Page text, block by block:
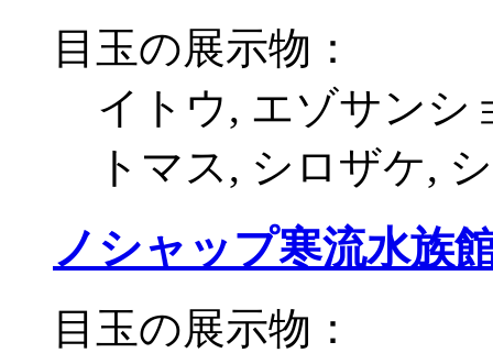
目玉の展示物：
イトウ, エゾサンシ
トマス, シロザケ,
ノシャップ寒流水族
目玉の展示物：